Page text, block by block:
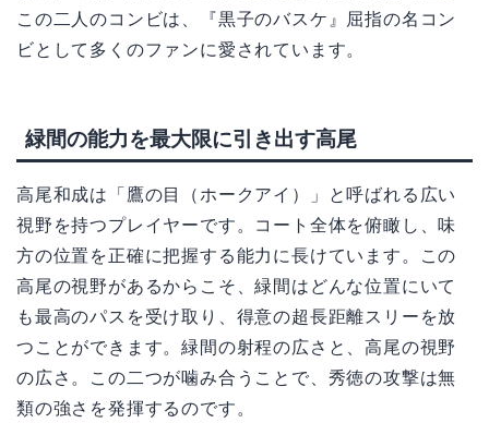
この二人のコンビは、『黒子のバスケ』屈指の名コン
ビとして多くのファンに愛されています。
緑間の能力を最大限に引き出す高尾
高尾和成は「鷹の目（ホークアイ）」と呼ばれる広い
視野を持つプレイヤーです。コート全体を俯瞰し、味
方の位置を正確に把握する能力に長けています。この
高尾の視野があるからこそ、緑間はどんな位置にいて
も最高のパスを受け取り、得意の超長距離スリーを放
つことができます。緑間の射程の広さと、高尾の視野
の広さ。この二つが噛み合うことで、秀徳の攻撃は無
類の強さを発揮するのです。